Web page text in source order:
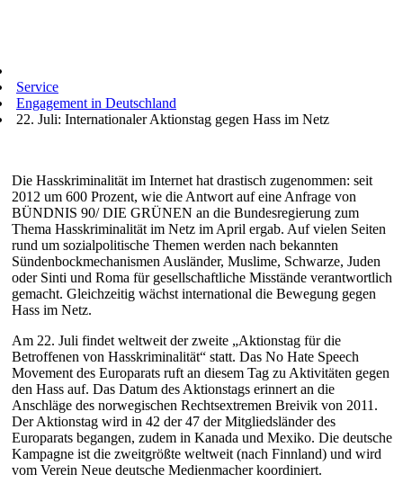
Service
Engagement in Deutschland
22. Juli: Internationaler Aktionstag gegen Hass im Netz
Die Hasskriminalität im Internet hat drastisch zugenommen: seit
2012 um 600 Prozent, wie die Antwort auf eine Anfrage von
BÜNDNIS 90/ DIE GRÜNEN an die Bundesregierung zum
Thema Hasskriminalität im Netz im April ergab. Auf vielen Seiten
rund um sozialpolitische Themen werden nach bekannten
Sündenbockmechanismen Ausländer, Muslime, Schwarze, Juden
oder Sinti und Roma für gesellschaftliche Misstände verantwortlich
gemacht. Gleichzeitig wächst international die Bewegung gegen
Hass im Netz.
Am 22. Juli findet weltweit der zweite „Aktionstag für die
Betroffenen von Hasskriminalität“ statt. Das No Hate Speech
Movement des Europarats ruft an diesem Tag zu Aktivitäten gegen
den Hass auf. Das Datum des Aktionstags erinnert an die
Anschläge des norwegischen Rechtsextremen Breivik von 2011.
Der Aktionstag wird in 42 der 47 der Mitgliedsländer des
Europarats begangen, zudem in Kanada und Mexiko. Die deutsche
Kampagne ist die zweitgrößte weltweit (nach Finnland) und wird
vom Verein Neue deutsche Medienmacher koordiniert.